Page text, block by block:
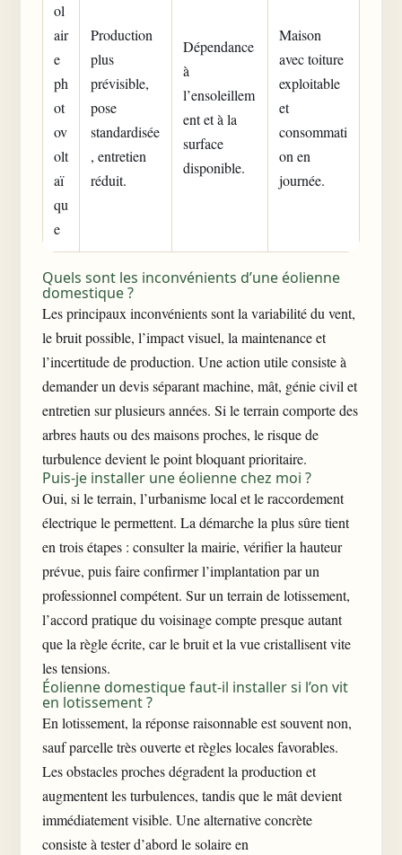
ol
air
e
ph
ot
ov
olt
aï
qu
e
Production
plus
prévisible,
pose
standardisée
, entretien
réduit.
Dépendance
à
l’ensoleillem
ent et à la
surface
disponible.
Maison
avec toiture
exploitable
et
consommati
on en
journée.
Quels sont les inconvénients d’une éolienne
domestique ?
Les principaux inconvénients sont la variabilité du vent,
le bruit possible, l’impact visuel, la maintenance et
l’incertitude de production. Une action utile consiste à
demander un devis séparant machine, mât, génie civil et
entretien sur plusieurs années. Si le terrain comporte des
arbres hauts ou des maisons proches, le risque de
turbulence devient le point bloquant prioritaire.
Puis-je installer une éolienne chez moi ?
Oui, si le terrain, l’urbanisme local et le raccordement
électrique le permettent. La démarche la plus sûre tient
en trois étapes : consulter la mairie, vérifier la hauteur
prévue, puis faire confirmer l’implantation par un
professionnel compétent. Sur un terrain de lotissement,
l’accord pratique du voisinage compte presque autant
que la règle écrite, car le bruit et la vue cristallisent vite
les tensions.
Éolienne domestique faut-il installer si l’on vit
en lotissement ?
En lotissement, la réponse raisonnable est souvent non,
sauf parcelle très ouverte et règles locales favorables.
Les obstacles proches dégradent la production et
augmentent les turbulences, tandis que le mât devient
immédiatement visible. Une alternative concrète
consiste à tester d’abord le solaire en